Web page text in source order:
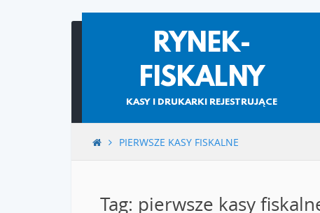
RYNEK-
FISKALNY
KASY I DRUKARKI REJESTRUJĄCE
PIERWSZE KASY FISKALNE
Tag: pierwsze kasy